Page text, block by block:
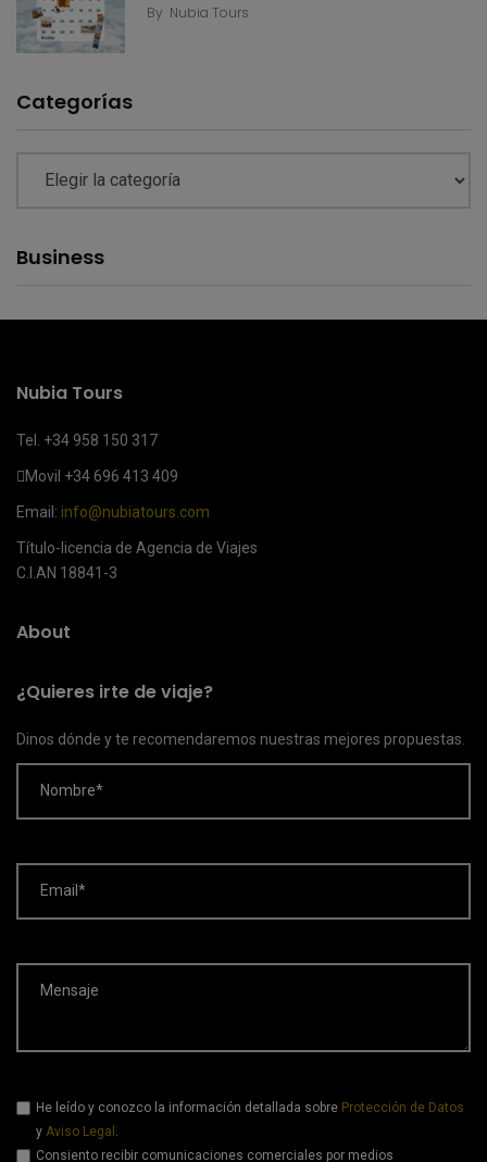
By Nubia Tours
Categorías
Business
Nubia Tours
Tel. +34 958 150 317
Movil +34 696 413 409
Email: info@nubiatours.com
Título-licencia de Agencia de Viajes
C.I.AN 18841-3
About
¿Quieres irte de viaje?
Dinos dónde y te recomendaremos nuestras mejores propuestas.
Nombre*
Email*
Mensaje
He leído y conozco la información detallada sobre Protección de Datos
y Aviso Legal .
Consiento recibir comunicaciones comerciales por medios